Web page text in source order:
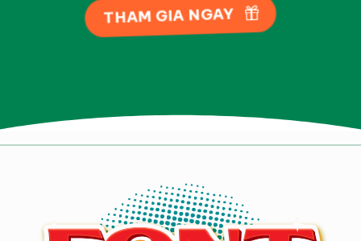
THAM GIA NGAY